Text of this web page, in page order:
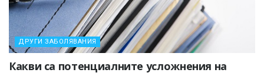
ДРУГИ ЗАБОЛЯВАНИЯ
Какви са потенциалните усложнения на